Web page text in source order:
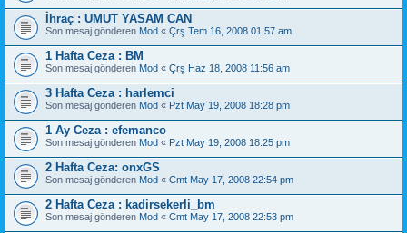
İhraç : UMUT YASAM CAN
Son mesaj gönderen Mod « Çrş Tem 16, 2008 01:57 am
1 Hafta Ceza : BM
Son mesaj gönderen Mod « Çrş Haz 18, 2008 11:56 am
3 Hafta Ceza : harlemci
Son mesaj gönderen Mod « Pzt May 19, 2008 18:28 pm
1 Ay Ceza : efemanco
Son mesaj gönderen Mod « Pzt May 19, 2008 18:25 pm
2 Hafta Ceza: onxGS
Son mesaj gönderen Mod « Cmt May 17, 2008 22:54 pm
2 Hafta Ceza : kadirsekerli_bm
Son mesaj gönderen Mod « Cmt May 17, 2008 22:53 pm